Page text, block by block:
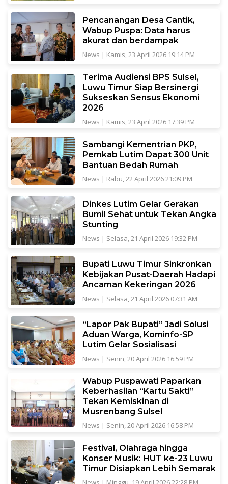
Pencanangan Desa Cantik,
Wabup Puspa: Data harus
akurat dan berdampak
News | Kamis, 23 April 2026 19:14 PM
Terima Audiensi BPS Sulsel,
Luwu Timur Siap Bersinergi
Sukseskan Sensus Ekonomi
2026
News | Kamis, 23 April 2026 17:39 PM
Sambangi Kementrian PKP,
Pemkab Lutim Dapat 300 Unit
Bantuan Bedah Rumah
News | Rabu, 22 April 2026 21:09 PM
Dinkes Lutim Gelar Gerakan
Bumil Sehat untuk Tekan Angka
Stunting
News | Selasa, 21 April 2026 19:32 PM
Bupati Luwu Timur Sinkronkan
Kebijakan Pusat-Daerah Hadapi
Ancaman Kekeringan 2026
News | Selasa, 21 April 2026 07:31 AM
“Lapor Pak Bupati” Jadi Solusi
Aduan Warga, Kominfo-SP
Lutim Gelar Sosialisasi
News | Senin, 20 April 2026 16:59 PM
Wabup Puspawati Paparkan
Keberhasilan “Kartu Sakti”
Tekan Kemiskinan di
Musrenbang Sulsel
News | Senin, 20 April 2026 16:58 PM
Festival, Olahraga hingga
Konser Musik: HUT ke-23 Luwu
Timur Disiapkan Lebih Semarak